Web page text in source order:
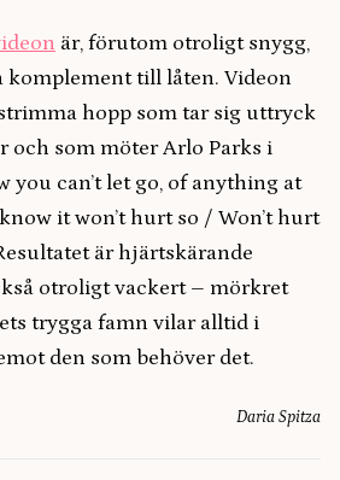
är, förutom otroligt snygg,
komplement till låten. Videon
hopp som tar sig uttryck
och som möter Arlo Parks i
you can’t let go, of anything at
it won’t hurt so / Won’t hurt
är hjärtskärande
otroligt vackert – mörkret
trygga famn vilar alltid i
den som behöver det.
Daria Spitza